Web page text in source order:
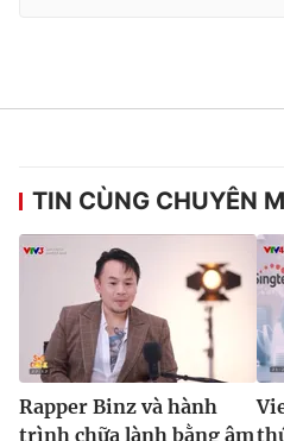
TIN CÙNG CHUYÊN
Rapper Binz và hành
trình chữa lành bằng âm